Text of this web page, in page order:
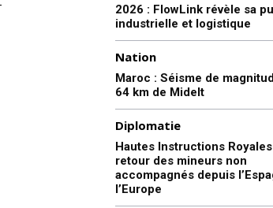
2026 : FlowLink révèle sa
industrielle et logistique
Nation
Maroc : Séisme de
64 km de Midelt
Diplomatie
Hautes Instructions
retour des mineurs non
accompagnés depuis
l’Europe